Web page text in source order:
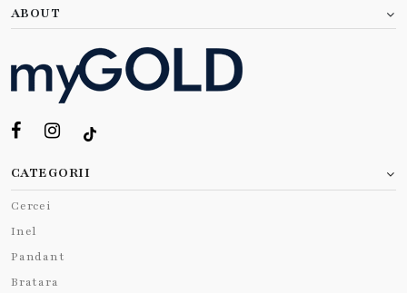
ABOUT
CATEGORII
Cercei
Inel
Pandant
Bratara